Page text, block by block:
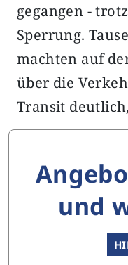
gegangen -
Sperrung.
machten auf
über die
Transit
und